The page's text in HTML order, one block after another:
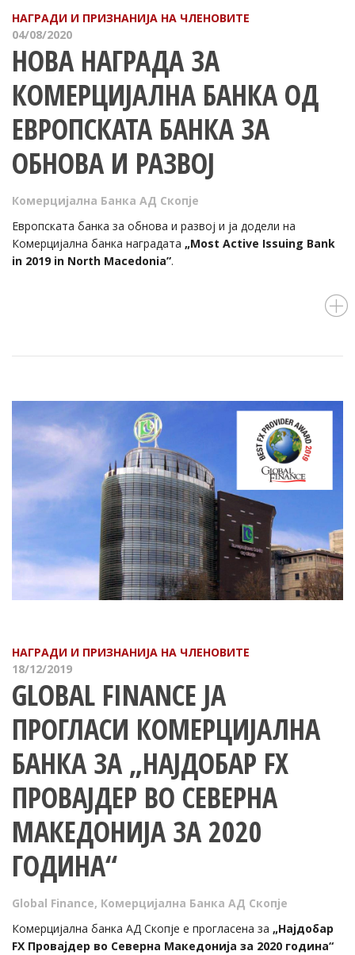
НАГРАДИ И ПРИЗНАНИЈА НА ЧЛЕНОВИТЕ
04/08/2020
НОВА НАГРАДА ЗА
КОМЕРЦИЈАЛНА БАНКА ОД
ЕВРОПСКАТА БАНКА ЗА
ОБНОВА И РАЗВОЈ
Комерцијална Банка АД Скопје
Европската банка за обнова и развој и ја додели на
Комерцијална банка наградата „Most Active Issuing Bank
in 2019 in North Macedonia”.
НАГРАДИ И ПРИЗНАНИЈА НА ЧЛЕНОВИТЕ
18/12/2019
GLOBAL FINANCE ЈА
ПРОГЛАСИ КОМЕРЦИЈАЛНА
БАНКА ЗА „НАЈДОБАР FX
ПРОВАЈДЕР ВО СЕВЕРНА
МАКЕДОНИЈА ЗА 2020
ГОДИНА“
Global Finance, Комерцијална Банка АД Скопје
Комерцијална банка АД Скопје е прогласена за „Најдобар
FX Провајдер во Северна Македонија за 2020 година“